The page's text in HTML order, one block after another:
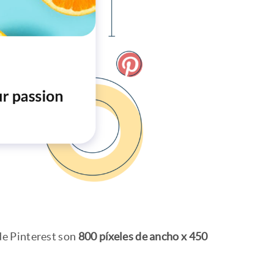
Pinterest son 800 píxeles de ancho x 450